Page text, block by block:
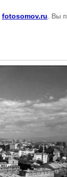
fotosomov.ru . Вы